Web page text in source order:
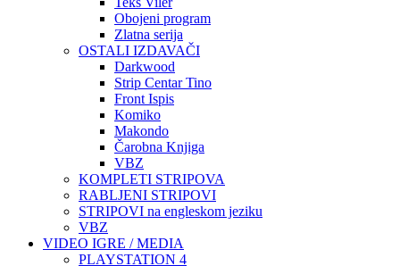
Obojeni program
Zlatna serija
OSTALI IZDAVAČI
Darkwood
Strip Centar Tino
Front Ispis
Komiko
Makondo
Čarobna Knjiga
VBZ
KOMPLETI STRIPOVA
RABLJENI STRIPOVI
STRIPOVI na engleskom jeziku
VBZ
VIDEO IGRE / MEDIA
PLAYSTATION 4